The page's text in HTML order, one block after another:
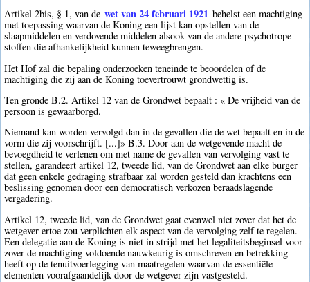
Artikel 2bis, § 1, van de wet van 24 februari 1921 behelst een machtiging
met toepassing waarvan de Koning een lijst kan opstellen van de
slaapmiddelen en verdovende middelen alsook van de andere psychotrope
stoffen die afhankelijkheid kunnen teweegbrengen.
Het Hof zal die bepaling onderzoeken teneinde te beoordelen of de
machtiging die zij aan de Koning toevertrouwt grondwettig is.
Ten gronde B.2. Artikel 12 van de Grondwet bepaalt : « De vrijheid van de
persoon is gewaarborgd.
Niemand kan worden vervolgd dan in de gevallen die de wet bepaalt en in de
vorm die zij voorschrijft. [...]» B.3. Door aan de wetgevende macht de
bevoegdheid te verlenen om met name de gevallen van vervolging vast te
stellen, garandeert artikel 12, tweede lid, van de Grondwet aan elke burger
dat geen enkele gedraging strafbaar zal worden gesteld dan krachtens een
beslissing genomen door een democratisch verkozen beraadslagende
vergadering.
Artikel 12, tweede lid, van de Grondwet gaat evenwel niet zover dat het de
wetgever ertoe zou verplichten elk aspect van de vervolging zelf te regelen.
Een delegatie aan de Koning is niet in strijd met het legaliteitsbeginsel voor
zover de machtiging voldoende nauwkeurig is omschreven en betrekking
heeft op de tenuitvoerlegging van maatregelen waarvan de essentiële
elementen voorafgaandelijk door de wetgever zijn vastgesteld.